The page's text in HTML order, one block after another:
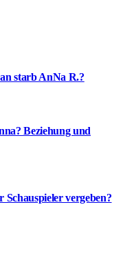
starb AnNa R.?
Beziehung und
vergeben?